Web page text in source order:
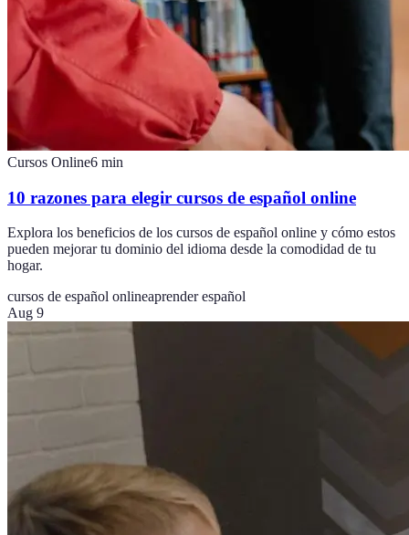
Cursos Online6 min
10 razones para elegir cursos de español online
Explora los beneficios de los cursos de español online y cómo estos
pueden mejorar tu dominio del idioma desde la comodidad de tu
hogar.
cursos de español onlineaprender español
Aug 9